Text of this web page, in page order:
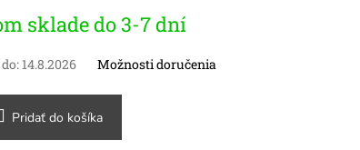
sklade do 3-7 dní
14.8.2026 Možnosti doručenia
Pridať do košíka